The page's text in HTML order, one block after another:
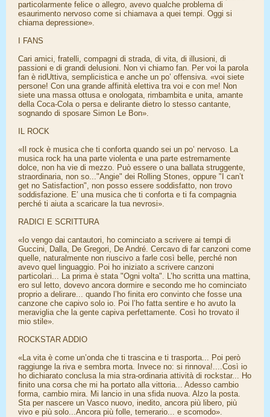
particolarmente felice o allegro, avevo qualche problema di
esaurimento nervoso come si chiamava a quei tempi. Oggi si
chiama depressione».
I FANS
Cari amici, fratelli, compagni di strada, di vita, di illusioni, di
passioni e di grandi delusioni. Non vi chiamo fan. Per voi la parola
fan è ridUttiva, semplicistica e anche un po’ offensiva. «voi siete
persone! Con una grande affinità elettiva tra voi e con me! Non
siete una massa ottusa e onologata, rimbambita e unita, amante
della Coca-Cola o persa e delirante dietro lo stesso cantante,
sognando di sposare Simon Le Bon».
IL ROCK
«Il rock è musica che ti conforta quando sei un po’ nervoso. La
musica rock ha una parte violenta e una parte estremamente
dolce, non ha vie di mezzo. Può essere o una ballata struggente,
straordinaria, non so..."Angie" dei Rolling Stones, oppure "I can’t
get no Satisfaction", non posso essere soddisfatto, non trovo
soddisfazione. E’ una musica che ti conforta e ti fa compagnia
perché ti aiuta a scaricare la tua nevrosi».
RADICI E SCRITTURA
«Io vengo dai cantautori, ho cominciato a scrivere ai tempi di
Guccini, Dalla, De Gregori, De André. Cercavo di far canzoni come
quelle, naturalmente non riuscivo a farle così belle, perché non
avevo quel linguaggio. Poi ho iniziato a scrivere canzoni
particolari... La prima è stata "Ogni volta". L’ho scritta una mattina,
ero sul letto, dovevo ancora dormire e secondo me ho cominciato
proprio a delirare... quando l’ho finita ero convinto che fosse una
canzone che capivo solo io. Poi l’ho fatta sentire e ho avuto la
meraviglia che la gente capiva perfettamente. Così ho trovato il
mio stile».
ROCKSTAR ADDIO
«La vita è come un’onda che ti trascina e ti trasporta... Poi però
raggiunge la riva e sembra morta. Invece no: si rinnova!....Così io
ho dichiarato conclusa la mia stra-ordinaria attività di rockstar... Ho
finito una corsa che mi ha portato alla vittoria... Adesso cambio
forma, cambio mira. Mi lancio in una sfida nuova. Alzo la posta.
Sta per nascere un Vasco nuovo, inedito, ancora più libero, più
vivo e più solo...Ancora più folle, temerario... e scomodo».